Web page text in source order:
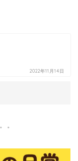
2022年11月14日